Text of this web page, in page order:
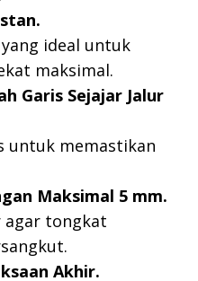
ideal untuk
maksimal.
Garis Sejajar Jalur
untuk memastikan
Maksimal 5 mm.
agar tongkat
Akhir.